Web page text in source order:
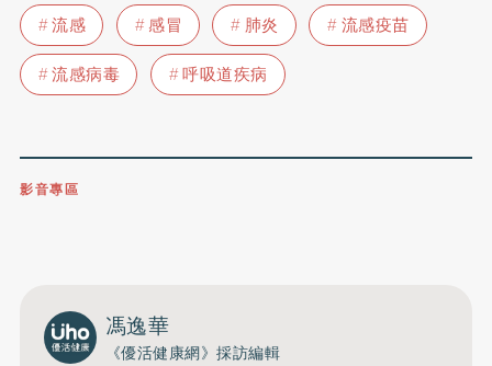
流感 感冒 肺炎
流感疫苗
流感病毒
呼吸道疾病
影音專區
馮逸華
《優活健康網》採訪編輯